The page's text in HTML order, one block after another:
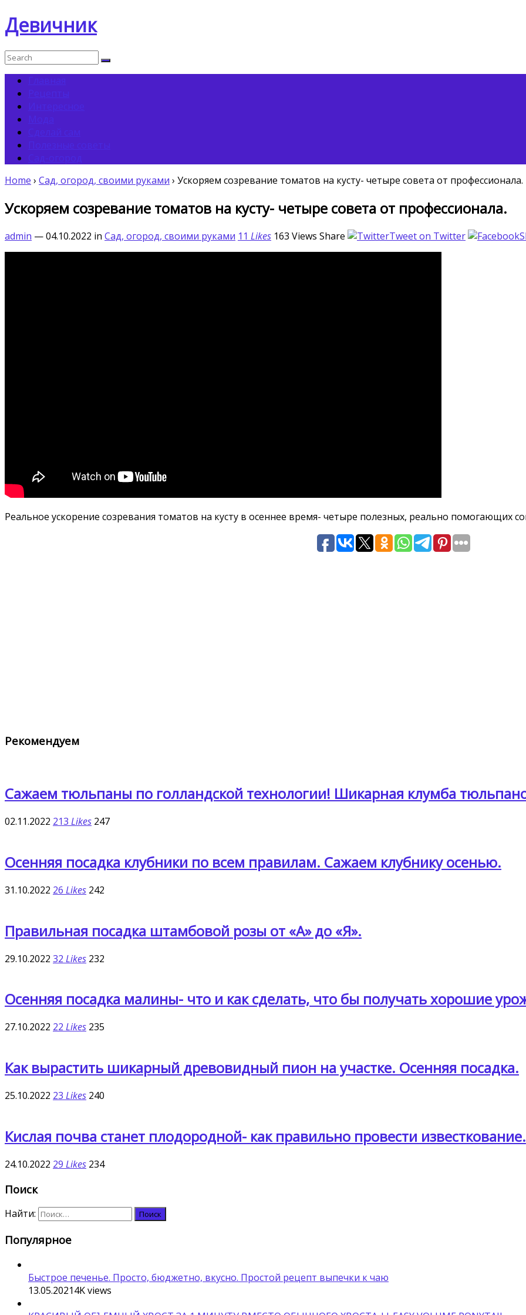
Девичник
Home › Сад, огород, своими руками › Ускоряем созревание томатов на кусту- четыре совета от профессионала.
Ускоряем созревание томатов на кусту- четыре совета от профессионала.
admin — 04.10.2022 in Сад, огород, своими руками 11 Likes 163 Views Share Tweet on Twitter
Реальное ускорение созревания томатов на кусту в осеннее время- четыре полезных, реально помогающих
Рекомендуем
Сажаем тюльпаны по голландской технологии! Шикарная клумба
02.11.2022 213 Likes 247
Осенняя посадка клубники по всем правилам. Сажаем клубнику осенью.
31.10.2022 26 Likes 242
Правильная посадка штамбовой розы от «А» до «Я».
29.10.2022 32 Likes 232
Осенняя посадка малины- что и как сделать, что бы получать хорошие
27.10.2022 22 Likes 235
Как вырастить шикарный древовидный пион на участке. Осенняя посадка.
25.10.2022 23 Likes 240
Кислая почва станет плодородной- как правильно провести известкование.
24.10.2022 29 Likes 234
Поиск
Найти:
Популярное
Быстрое печенье. Просто, бюджетно, вкусно. Простой рецепт выпечки к чаю
13.05.20214Kviews